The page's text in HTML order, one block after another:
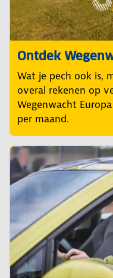
Ontdek
Wat je pech ook is,
overal rekenen op
Wegenwacht
per maand.